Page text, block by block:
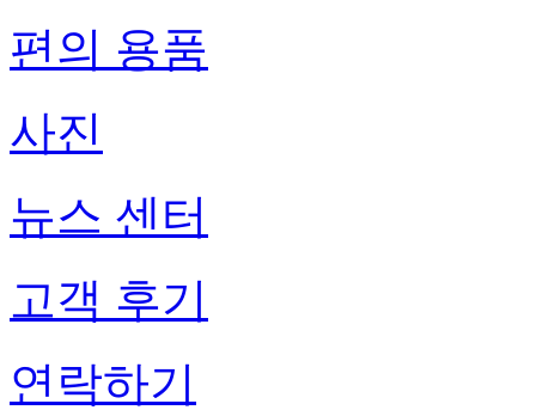
편의 용품
사진
뉴스 센터
고객 후기
연락하기